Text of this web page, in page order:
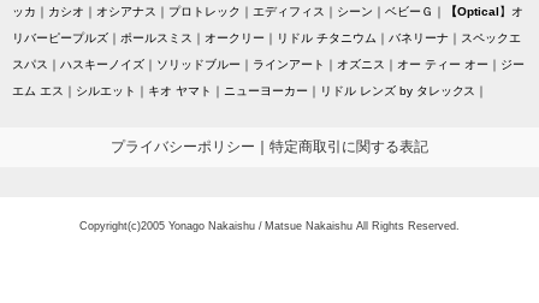
ッカ
カシオ オシアナス プロトレック エディフィス シーン ベビーＧ Optical
オ
リバーピープルズ
ポールスミス オークリー リドル チタニウム バネリーナ
スペックエ
スパス
ハスキーノイズ ソリッドブルー ラインアート オズニス オー ティー オー
ジー
エム エス
シルエット キオ ヤマト ニューヨーカー リドル レンズ by タレックス
プライバシーポリシー ｜ 特定商取引に関する表記
Copyright(c)2005 Yonago Nakaishu / Matsue Nakaishu All Rights Reserved.